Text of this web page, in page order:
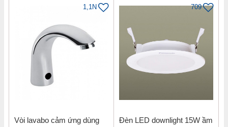
1,1N
Vòi lavabo cảm ứng dùng
709
Đèn LED downlight 15W ầm